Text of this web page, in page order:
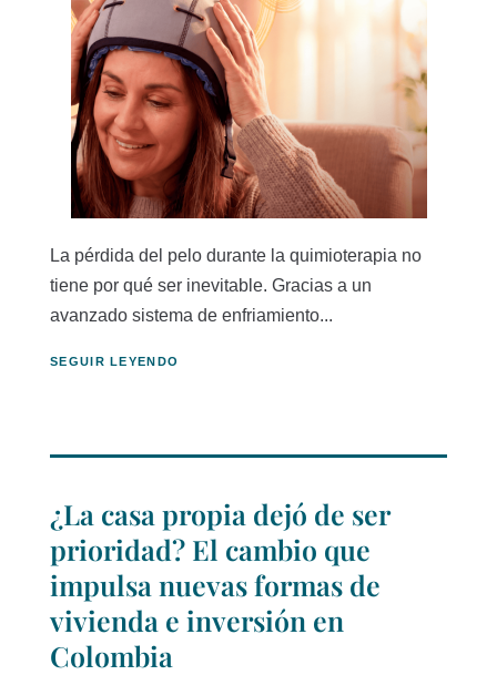
La pérdida del pelo durante la quimioterapia no
tiene por qué ser inevitable. Gracias a un
avanzado sistema de enfriamiento...
SEGUIR LEYENDO
¿La casa propia dejó de ser
prioridad? El cambio que
impulsa nuevas formas de
vivienda e inversión en
Colombia